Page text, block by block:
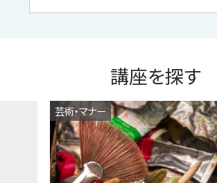
講座を探す
芸術・マナー